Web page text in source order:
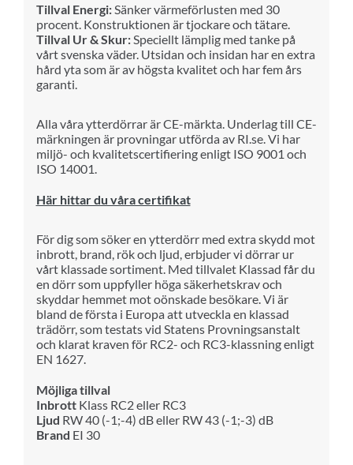
Tillval Energi:Sänker värmeförlusten med 30
procent. Konstruktionen är tjockare och tätare.
Tillval Ur & Skur:Speciellt lämplig med tanke på
vårt svenska väder. Utsidan och insidan har en extra
hård yta som är av högsta kvalitet och har fem års
garanti.
Alla våra ytterdörrar är CE-märkta. Underlag till CE-
märkningen är provningar utförda av RI.se. Vi har
miljö- och kvalitetscertifiering enligt ISO 9001 och
ISO 14001.
Här hittar du våra certifikat
För dig som söker en ytterdörr med extra skydd mot
inbrott, brand, rök och ljud, erbjuder vi dörrar ur
vårt klassade sortiment. Med tillvalet Klassad får du
en dörr som uppfyller höga säkerhetskrav och
skyddar hemmet mot oönskade besökare.Vi är
bland de första i Europa att utveckla en klassad
trädörr, som testats vid Statens Provningsanstalt
och klarat kraven för RC2- och RC3-klassning enligt
EN 1627.
Möjliga tillval
InbrottKlass RC2 eller RC3
Ljud RW 40 (-1;-4) dB eller RW 43 (-1;-3) dB
Brand EI 30